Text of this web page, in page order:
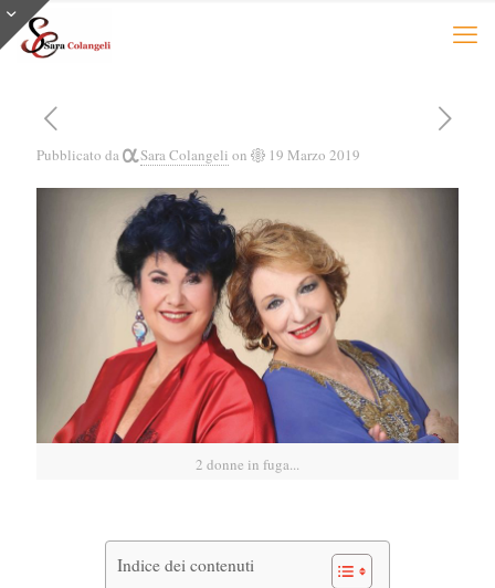
Pubblicato da Sara Colangeli on 19 Marzo 2019
2 donne in fuga...
Indice dei contenuti